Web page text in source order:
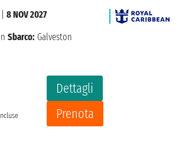
Dettagli
Prenota
8 NOV 2027
Sbarco: Galveston